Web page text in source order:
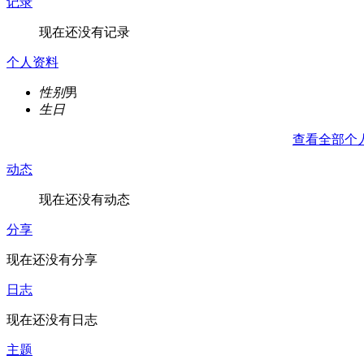
现在还没有记录
个人资料
性别男
生日
查看全部个
动态
现在还没有动态
分享
现在还没有分享
日志
现在还没有日志
主题